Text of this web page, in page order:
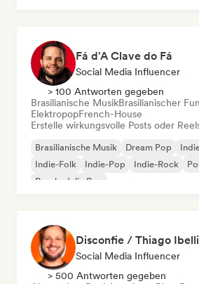
Fá d'A Clave do Fá
Social Media Influencer
> 100 Antworten gegeben
Brasilianische MusikBrasilianischer
ElektropopFrench-House
Erstelle wirkungsvolle Posts oder
Brasilianische Musik Dream Pop
Indie-Folk
Indie-Pop Indie-Rock
Psychedelic Pop
Social Media Influencer
> 500 Antworten gegeben